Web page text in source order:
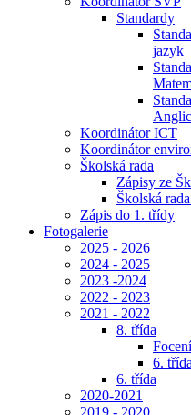
Standardy
jazyk
Koordinátor ICT
Koordinátor
Školská rada
Zápisy ze
Školská
Zápis do 1. třídy
Fotogalerie
2025 - 2026
2024 - 2025
2023 -2024
2022 - 2023
2021 - 2022
8. třída
6. třída
6. třída
2020-2021
2019 - 2020